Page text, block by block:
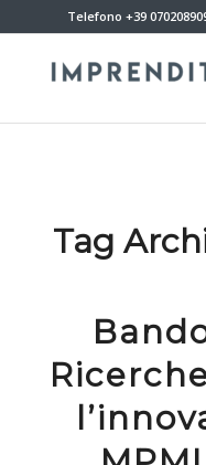
Telefono +39
Tag